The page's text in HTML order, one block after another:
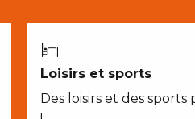
Loisirs et sports
Des loisirs et des